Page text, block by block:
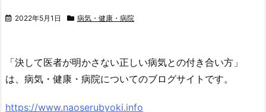
2022年5月1日 病気・健康・病院
「決して医者が明かさない正しい病気との付き合い方」
は、病気・健康・病院についてのブログサイトです。
https://www.naoserubyoki.info